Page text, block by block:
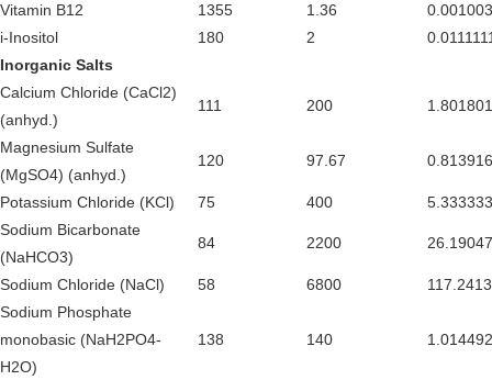
Vitamin B12 1355 1.36
i-Inositol
180 2
Inorganic Salts
Calcium Chloride (CaCl2)
(anhyd.)
111 200
Magnesium Sulfate
(MgSO4) (anhyd.)
120 97.67
Potassium Chloride (KCl) 75 400
Sodium Bicarbonate
(NaHCO3)
84 2200
Sodium Chloride (NaCl) 58 6800
Sodium Phosphate
monobasic (NaH2PO4-
H2O)
138 140